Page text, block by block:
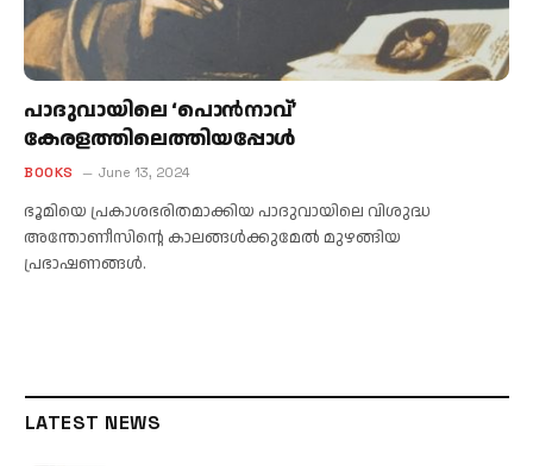
പാദുവായിലെ ‘പൊൻനാവ്‌’
കേരളത്തിലെത്തിയപ്പോൾ
BOOKS June 13, 2024
ഭൂമിയെ പ്രകാശഭരിതമാക്കിയ പാദുവായിലെ വിശുദ്ധ
അന്തോണീസിന്റെ കാലങ്ങള്‍ക്കുമേല്‍ മുഴങ്ങിയ
പ്രഭാഷണങ്ങള്‍.
LATEST NEWS